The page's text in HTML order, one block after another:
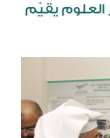
العلوم يقيّم